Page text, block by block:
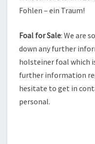
Fohlen – ein Traum!
Foal for Sale: We are
down any further
holsteiner foal which
further information
hesitate to get in
personal.